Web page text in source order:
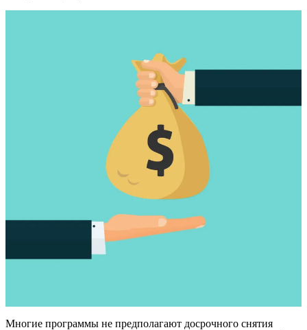
Многие программы не предполагают досрочного снятия